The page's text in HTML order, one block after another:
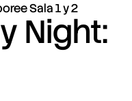
Sala 1 y 2
Night: